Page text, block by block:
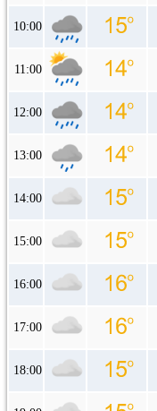
10:00
11:00
12:00
13:00
14:00
15:00
16:00
17:00
18:00